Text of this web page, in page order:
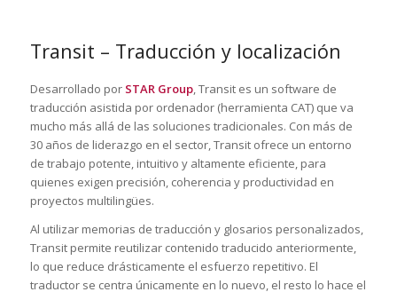
Transit – Traducción y localización
Desarrollado por STAR Group, Transit es un software de
traducción asistida por ordenador (herramienta CAT) que va
mucho más allá de las soluciones tradicionales. Con más de
30 años de liderazgo en el sector, Transit ofrece un entorno
de trabajo potente, intuitivo y altamente eficiente, para
quienes exigen precisión, coherencia y productividad en
proyectos multilingües.
Al utilizar memorias de traducción y glosarios personalizados,
Transit permite reutilizar contenido traducido anteriormente,
lo que reduce drásticamente el esfuerzo repetitivo. El
traductor se centra únicamente en lo nuevo, el resto lo hace el